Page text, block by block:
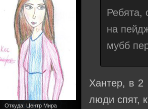
Откуда: Центр Мира
Ребята,
на
мубб
Хантер, в 2
люди спят,